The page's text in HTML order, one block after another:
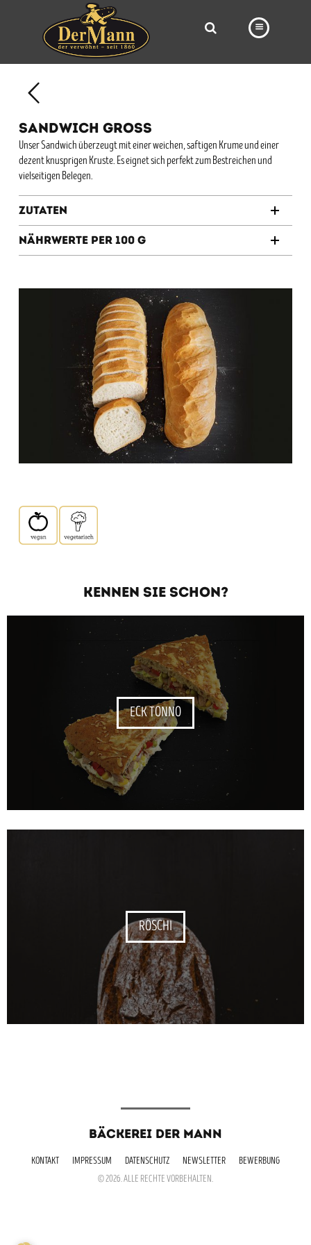
BÄCKEREI
BROTWAY
KARRIERE
SANDWICH GROSS
Unser Sandwich überzeugt mit einer weichen, saftigen Krume und einer
dezent knusprigen Kruste. Es eignet sich perfekt zum Bestreichen und
vielseitigen Belegen.
Zutaten
Nährwerte per 100 g
KENNEN SIE SCHON?
ECK TONNO
RÖSCHI
BÄCKEREI DER MANN
KONTAKT IMPRESSUM DATENSCHUTZ NEWSLETTER
BEWERBUNG
© 2026. ALLE RECHTE VORBEHALTEN.